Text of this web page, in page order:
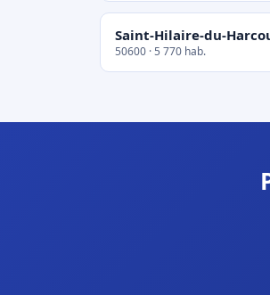
Saint-Hilaire-du-
50600 · 5 770 hab.